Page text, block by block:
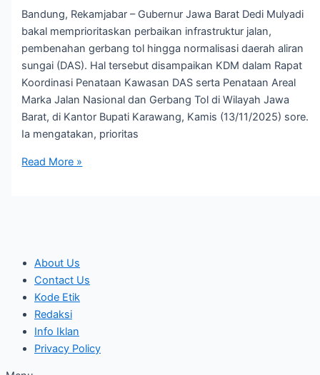
Bandung, Rekamjabar – Gubernur Jawa Barat Dedi Mulyadi
bakal memprioritaskan perbaikan infrastruktur jalan,
pembenahan gerbang tol hingga normalisasi daerah aliran
sungai (DAS). Hal tersebut disampaikan KDM dalam Rapat
Koordinasi Penataan Kawasan DAS serta Penataan Areal
Marka Jalan Nasional dan Gerbang Tol di Wilayah Jawa
Barat, di Kantor Bupati Karawang, Kamis (13/11/2025) sore.
Ia mengatakan, prioritas
Read More »
About Us
Contact Us
Kode Etik
Redaksi
Info Iklan
Privacy Policy